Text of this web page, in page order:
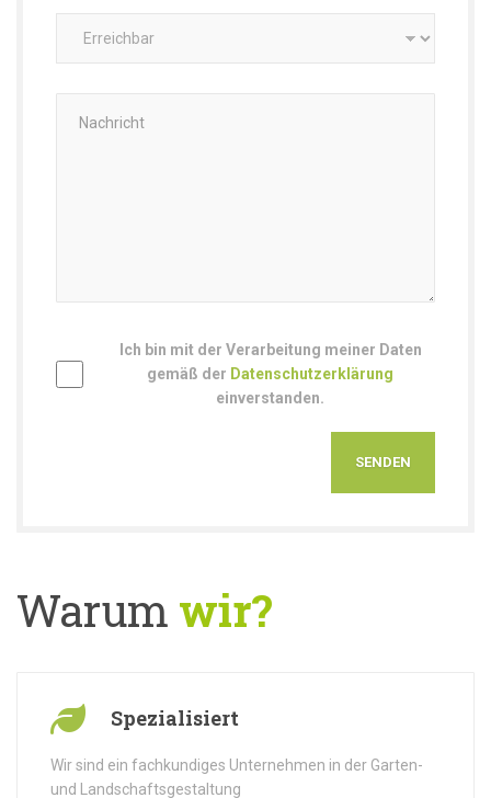
Ich bin mit der Verarbeitung meiner Daten
gemäß der Datenschutzerklärung
einverstanden.
Warum wir?
Spezialisiert
Wir sind ein fachkundiges Unternehmen in der Garten-
und Landschaftsgestaltung